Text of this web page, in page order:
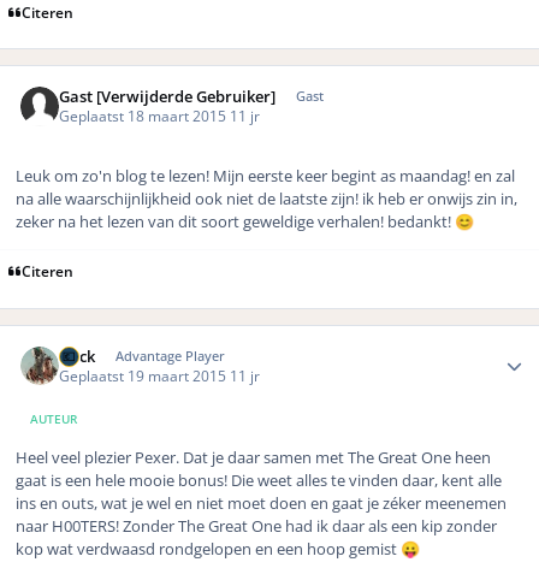
Citeren
Gast [Verwijderde Gebruiker] Gast
Geplaatst 18 maart 2015 11 jr
Leuk om zo'n blog te lezen! Mijn eerste keer begint as maandag! en zal
na alle waarschijnlijkheid ook niet de laatste zijn! ik heb er onwijs zin in,
zeker na het lezen van dit soort geweldige verhalen! bedankt! 😊
Citeren
Buck Advantage Player
Geplaatst 19 maart 2015 11 jr
AUTEUR
Heel veel plezier Pexer. Dat je daar samen met The Great One heen
gaat is een hele mooie bonus! Die weet alles te vinden daar, kent alle
ins en outs, wat je wel en niet moet doen en gaat je zéker meenemen
naar H00TERS! Zonder The Great One had ik daar als een kip zonder
kop wat verdwaasd rondgelopen en een hoop gemist 😛